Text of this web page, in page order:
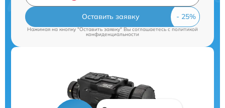
Оставить заявку
Нажимая на кнопку "Оставить заявку" Вы соглашаетесь cполитикой
конфиденциальности